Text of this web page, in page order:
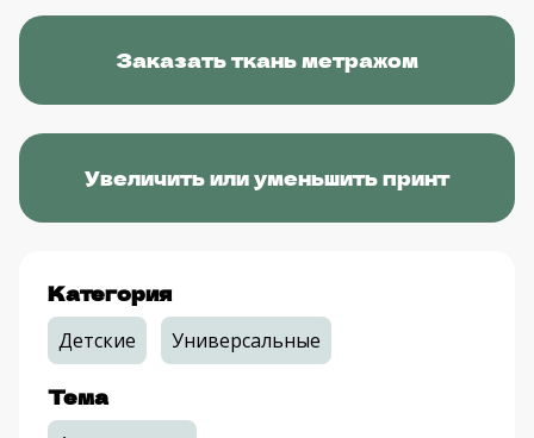
Заказать ткань метражом
Увеличить или уменьшить принт
Категория
Детские Универсальные
Тема